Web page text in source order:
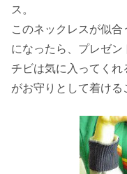
ス。
このネックレスが似
になったら、プレゼン
チビは気に入ってく
がお守りとして着ける